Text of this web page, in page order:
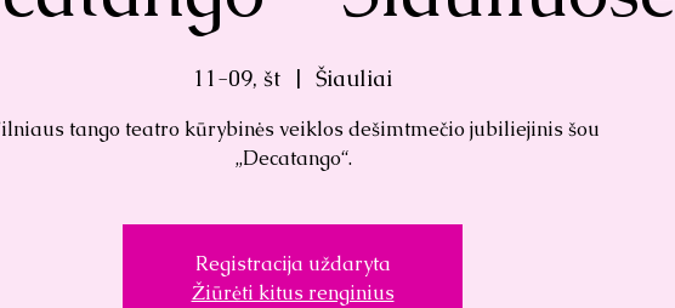
11-09, št
  |
Šiauliai
tango teatro kūrybinės veiklos dešimtmečio jubiliejinis šou
„Decatango“.
Registracija uždaryta
Žiūrėti kitus renginius